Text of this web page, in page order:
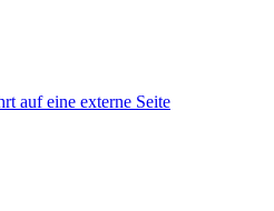
auf eine externe Seite